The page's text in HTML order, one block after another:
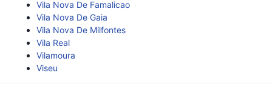
Vila Nova De Famalicao
Vila Nova De Gaia
Vila Nova De Milfontes
Vila Real
Vilamoura
Viseu